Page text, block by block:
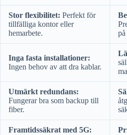
Stor flexibilitet: Perfekt för
tillfälliga kontor eller
hemarbete.
Inga fasta installationer:
Ingen behov av att dra kablar.
Utmärkt redundans:
Fungerar bra som backup till
fiber.
Framtidssäkrat med 5G: